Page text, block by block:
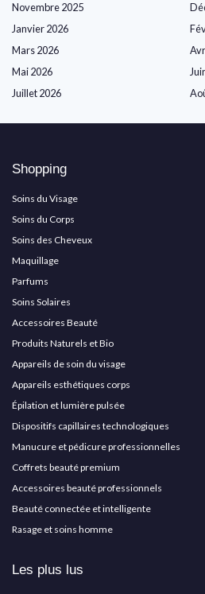
Novembre 2025
Janvier 2026
Mars 2026
Mai 2026
Juillet 2026
Shopping
Soins du Visage
Soins du Corps
Soins des Cheveux
Maquillage
Parfums
Soins Solaires
Accessoires Beauté
Produits Naturels et Bio
Appareils de soin du visage
Appareils esthétiques corps
Épilation et lumière pulsée
Dispositifs capillaires technologiques
Manucure et pédicure professionnelles
Coffrets beauté premium
Accessoires beauté professionnels
Beauté connectée et intelligente
Rasage et soins homme
Les plus lus